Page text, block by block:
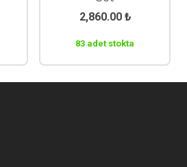
2,860.00 ₺
83 adet stokta